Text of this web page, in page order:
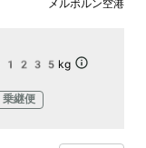
メルボルン空港
1235kg
乗継便